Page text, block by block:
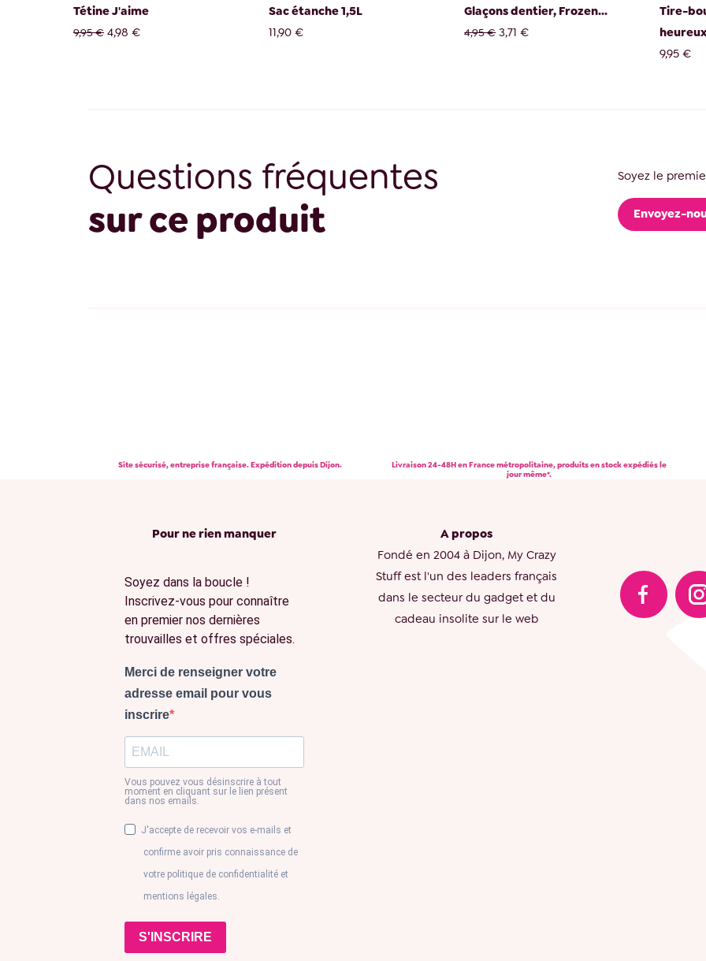
Tétine J'aime
9,95 € 4,98 €
Sac étanche 1,5L
11,90 €
Glaçons dentier, Frozen...
4,95 € 3,71 €
Tire-
9,95 €
Questions fréquentes
sur ce produit
Soyez le
Envoyez-
Site sécurisé, entreprise française. Expédition depuis Dijon.
Livraison 24-48H en France métropolitaine, produits en stock expédiés le
jour même*.
Pour ne rien manquer
Soyez dans la boucle !
Inscrivez-vous pour connaître
en premier nos dernières
trouvailles et offres spéciales.
Merci de renseigner votre
adresse email pour vous
inscrire
Vous pouvez vous désinscrire à tout
moment en cliquant sur le lien présent
dans nos emails.
J'accepte de recevoir vos e-mails et
confirme avoir pris connaissance de
votre politique de confidentialité et
mentions légales.
S'INSCRIRE
A propos
Fondé en 2004 à Dijon, My Crazy
Stuff est l'un des leaders français
dans le secteur du gadget et du
cadeau insolite sur le web